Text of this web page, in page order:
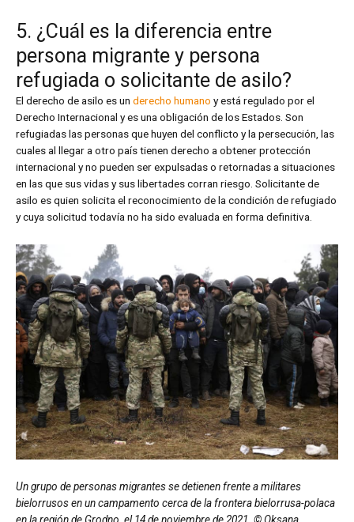
5. ¿Cuál es la diferencia entre
persona migrante y persona
refugiada o solicitante de asilo?
El derecho de asilo es un derecho humano y está regulado por el
Derecho Internacional y es una obligación de los Estados. Son
refugiadas las personas que huyen del conflicto y la persecución, las
cuales al llegar a otro país tienen derecho a obtener protección
internacional y no pueden ser expulsadas o retornadas a situaciones
en las que sus vidas y sus libertades corran riesgo. Solicitante de
asilo es quien solicita el reconocimiento de la condición de refugiado
y cuya solicitud todavía no ha sido evaluada en forma definitiva.
Un grupo de personas migrantes se detienen frente a militares
bielorrusos en un campamento cerca de la frontera bielorrusa-polaca